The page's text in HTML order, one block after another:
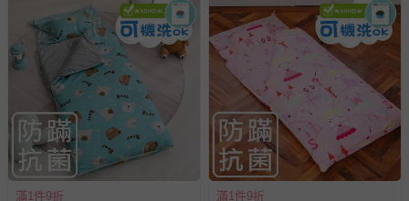
其他常見問題：
運送服務：目前提供的運送僅限台灣本島。如您位於離島地
區，可能會無法配送，或須依據商品需加收離島運費。廠商
亦保留出貨與否的權利。離島、偏遠地區、樓層親送等加價
費用，可能會另需加收。
商品實際的配達日期，可於訂單個人資料內的查詢訂單內，
已出貨通知之訊息為主。
如您收到商品，請依正常流程檢查是否完好，若商品遇瑕疵
情形，您可申請更換新品或退貨，請見：
滿1件9折 滿1件9折